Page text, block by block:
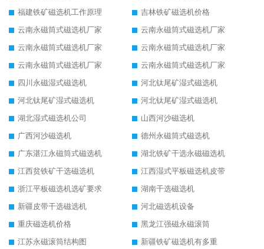
福建铁矿磁选机工作原理
吉林铁矿磁选机价格
云南永磁筒式磁选机厂家
云南永磁筒式磁选机厂家
云南永磁筒式磁选机厂家
云南永磁筒式磁选机厂家
云南永磁筒式磁选机厂家
云南永磁筒式磁选机厂家
四川永磁湿式磁选机
河北钛尾矿湿式磁选机
河北钛尾矿湿式磁选机
河北钛尾矿湿式磁选机
湖北湿式磁选机公司
山西河沙磁选机
广西河沙磁选机
德州永磁筒式磁选机
广东湛江永磁筒式磁选机
湖北铁矿干选永磁磁选机
江西贫铁矿干选磁选机
江西湿式平板磁选机皮带
浙江平板磁选机选矿要求
湖南干选磁选机
新疆皮带干选磁选机
河北磁选机设备
重庆磁选机价格
黑龙江强磁永磁滚筒
江苏永磁滚筒结构图
新疆铁矿磁选机有多重